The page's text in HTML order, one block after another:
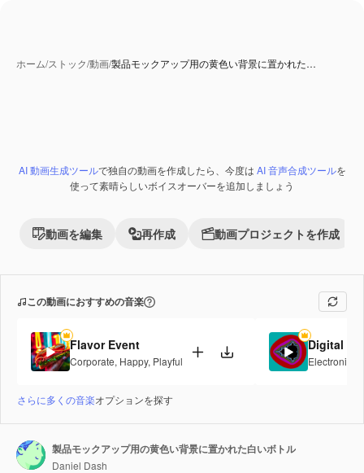
ホーム/ストック/動画/製品モックアップ用の黄色い背景に置かれた…
Premium
AI 動画生成ツールで独自の動画を作成したら、今度は AI 音声合成ツールを
使って素晴らしいボイスオーバーを追加しましょう
動画を編集 再作成 動画プロジェクトを作成
この動画におすすめの音楽
Flavor Event
Corporate, Happy, Playful
Digital
Electronic
さらに多くの音楽オプションを探す
製品モックアップ用の黄色い背景に置かれた白いボトル
Daniel Dash